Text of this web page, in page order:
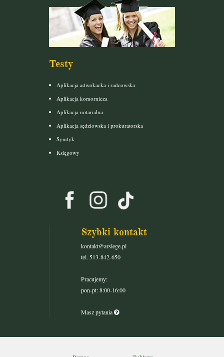
Testy
Aplikacja adwokacka i radcowska
Aplikacja komornicza
Aplikacja notarialna
Aplikacja sędziowska i prokuratorska
Syndyk
Księgowy
Szybki kontakt
kontakt@arslege.pl
tel. 513-842-650
Pracujemy:
pon-pt: 8:00-16:00
Masz pytania